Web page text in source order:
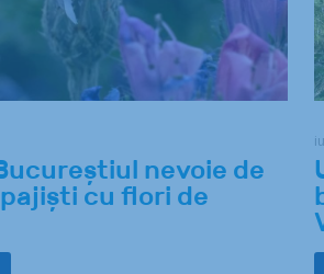
nevoie de
cu flori de